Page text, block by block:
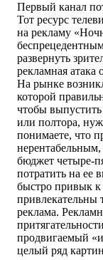
Первый канал
Тот ресурс
на рекламу
развернуть
рекламная атака
На рынке
которой
чтобы
или полтора,
понимаете, что
бюджет четыре-
потратить на ее
быстро привык к
привлекательны
реклама.
продвигаемый
целый ряд